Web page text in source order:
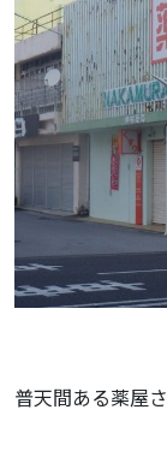
普天間ある薬屋